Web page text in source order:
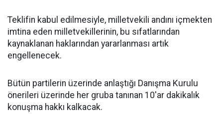
Teklifin kabul edilmesiyle, milletvekili andını içmekten
imtina eden milletvekillerinin, bu sıfatlarından
kaynaklanan haklarından yararlanması artık
engellenecek.
Bütün partilerin üzerinde anlaştığı Danışma Kurulu
önerileri üzerinde her gruba tanınan 10'ar dakikalık
konuşma hakkı kalkacak.